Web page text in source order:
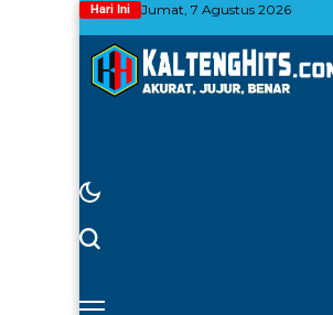
Hari Ini Jumat, 7 Agustus 2026